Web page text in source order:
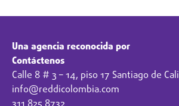
Una agencia reconocida por
Contáctenos
Calle 8 # 3 – 14, piso 17 Santiago de Cali
info@reddicolombia.com